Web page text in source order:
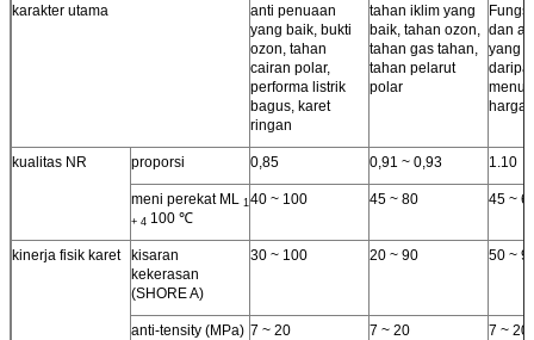
karakter utama
anti penuaan
yang baik, bukti
ozon, tahan
cairan polar,
performa listrik
bagus, karet
ringan
tahan iklim yang
baik, tahan ozon,
tahan gas tahan,
tahan pelarut
polar
dan
yang
harga.
kualitas NR proporsi 0,85 0,91 ~ 0,93 1.10
meni perekat ML 1
+ 4 100 ℃
40 ~ 100 45 ~ 80 45 ~
kinerja fisik karet
kisaran
kekerasan
(SHORE A)
30 ~ 100 20 ~ 90 50 ~
anti-tensity (MPa) 7 ~ 20 7 ~ 20 7 ~ 20